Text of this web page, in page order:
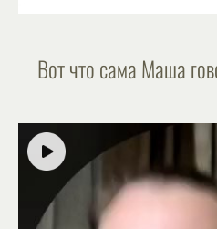
Вот что сама Маша